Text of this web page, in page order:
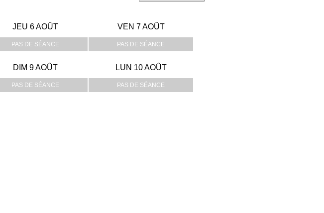
JEU 6 AOÛT
PAS DE SÉANCE
VEN 7 AOÛT
PAS DE SÉANCE
DIM 9 AOÛT
PAS DE SÉANCE
LUN 10 AOÛT
PAS DE SÉANCE